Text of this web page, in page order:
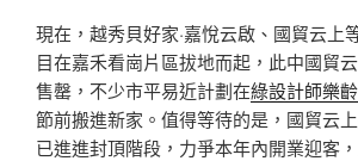
現在，越秀貝好家·嘉悅云啟、國貿云上
目在嘉禾看崗片區拔地而起，此中國貿
售罄，不少市平易近計劃在綠設計師樂
節前搬進新家。值得等待的是，國貿云
已進進封頂階段，力爭本年內開業迎客